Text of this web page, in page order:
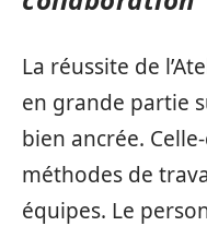
La réussite de
en grande partie
bien ancrée.
méthodes de
équipes. Le